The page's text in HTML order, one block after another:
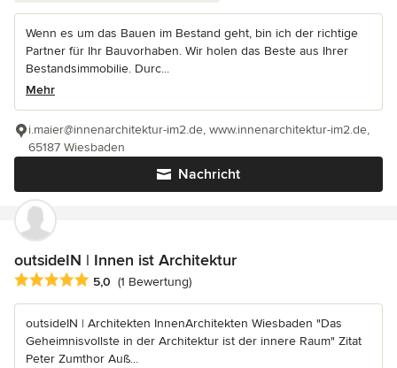
Wenn es um das Bauen im Bestand geht, bin ich der richtige
Partner für Ihr Bauvorhaben. Wir holen das Beste aus Ihrer
Bestandsimmobilie. Durc...
Mehr
Nachricht
i.maier@innenarchitektur-im2.de, www.innenarchitektur-im2.de,
65187 Wiesbaden
outsideIN | Innen ist Architektur
Durchschnittliche Bewertung: 5 von 5 Sternen
5,0 (1 Bewertung)
outsideIN | Architekten InnenArchitekten Wiesbaden "Das
Geheimnisvollste in der Architektur ist der innere Raum" Zitat
Peter Zumthor Auß...